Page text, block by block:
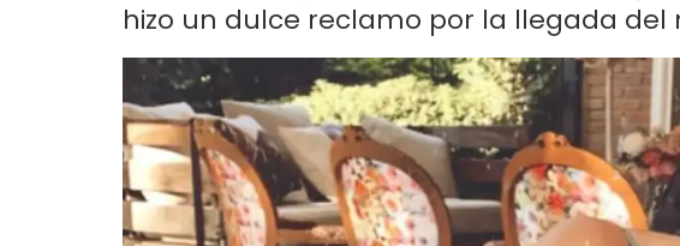
hizo un dulce reclamo por la llegada del